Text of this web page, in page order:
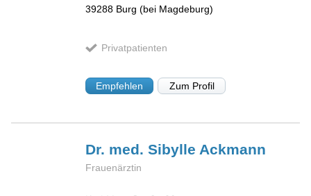
39288 Burg (bei Magdeburg)
Privatpatienten
Empfehlen Zum Profil
Dr. med. Sibylle Ackmann
Frauenärztin